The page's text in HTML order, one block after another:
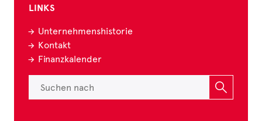
LINKS
Unternehmenshistorie
Kontakt
Finanzkalender